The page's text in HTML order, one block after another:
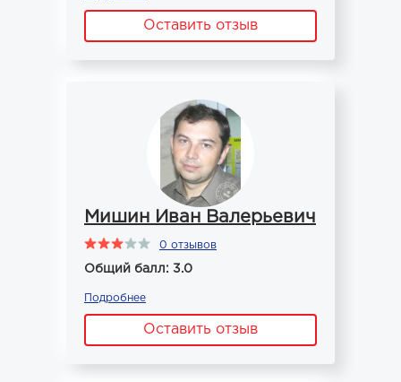
Оставить отзыв
Мишин Иван Валерьевич
0 отзывов
Общий балл: 3.0
Подробнее
Оставить отзыв